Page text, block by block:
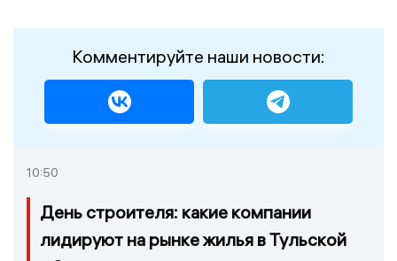
Комментируйте наши новости:
10:50
День строителя: какие компании
лидируют на рынке жилья в Тульской